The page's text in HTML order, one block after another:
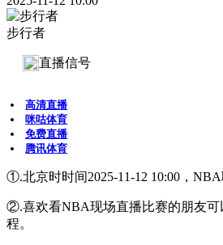
步行者
直播信号
高清直播
咪咕体育
免费直播
腾讯体育
①.北京时时间2025-11-12 10:00，
②.喜欢看NBA现场直播比赛的朋友可
程。